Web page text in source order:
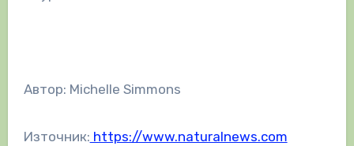
Автор: Michelle Simmons
Източник: https://www.naturalnews.com